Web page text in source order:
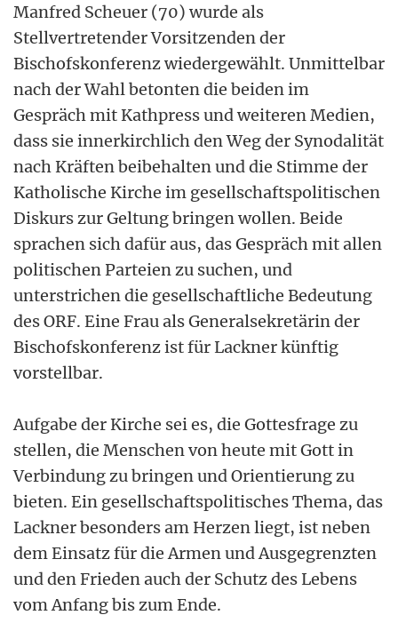
Manfred Scheuer (70) wurde als
Stellvertretender Vorsitzenden der
Bischofskonferenz wiedergewählt. Unmittelbar
nach der Wahl betonten die beiden im
Gespräch mit Kathpress und weiteren Medien,
dass sie innerkirchlich den Weg der Synodalität
nach Kräften beibehalten und die Stimme der
Katholische Kirche im gesellschaftspolitischen
Diskurs zur Geltung bringen wollen. Beide
sprachen sich dafür aus, das Gespräch mit allen
politischen Parteien zu suchen, und
unterstrichen die gesellschaftliche Bedeutung
des ORF. Eine Frau als Generalsekretärin der
Bischofskonferenz ist für Lackner künftig
vorstellbar.
Aufgabe der Kirche sei es, die Gottesfrage zu
stellen, die Menschen von heute mit Gott in
Verbindung zu bringen und Orientierung zu
bieten. Ein gesellschaftspolitisches Thema, das
Lackner besonders am Herzen liegt, ist neben
dem Einsatz für die Armen und Ausgegrenzten
und den Frieden auch der Schutz des Lebens
vom Anfang bis zum Ende.